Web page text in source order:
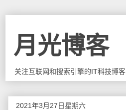
月光博客
关注互联网和搜索引擎的IT科技博客
2021年3月27日星期六